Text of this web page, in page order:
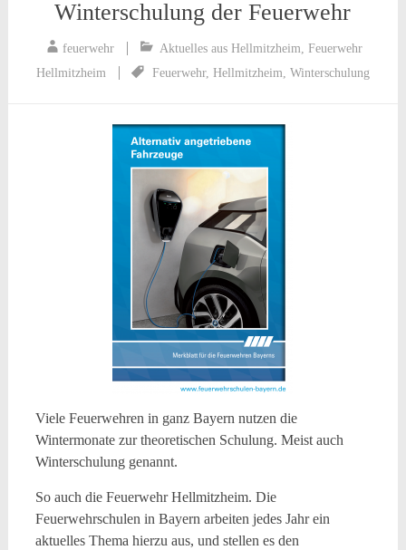
Winterschulung der Feuerwehr
feuerwehr Aktuelles aus Hellmitzheim,Feuerwehr
Hellmitzheim
Feuerwehr, Hellmitzheim, Winterschulung
Viele Feuerwehren in ganz Bayern nutzen die
Wintermonate zur theoretischen Schulung. Meist auch
Winterschulung genannt.
So auch die Feuerwehr Hellmitzheim. Die
Feuerwehrschulen in Bayern arbeiten jedes Jahr ein
aktuelles Thema hierzu aus, und stellen es den